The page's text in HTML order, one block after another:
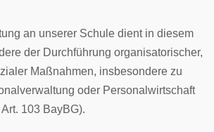
an unserer Schule dient in diesem
der Durchführung organisatorischer,
Maßnahmen, insbesondere zu
oder Personalwirtschaft
103 BayBG).